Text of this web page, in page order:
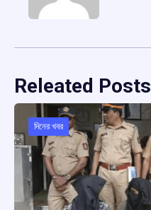
Releated Posts
দিনের খবর